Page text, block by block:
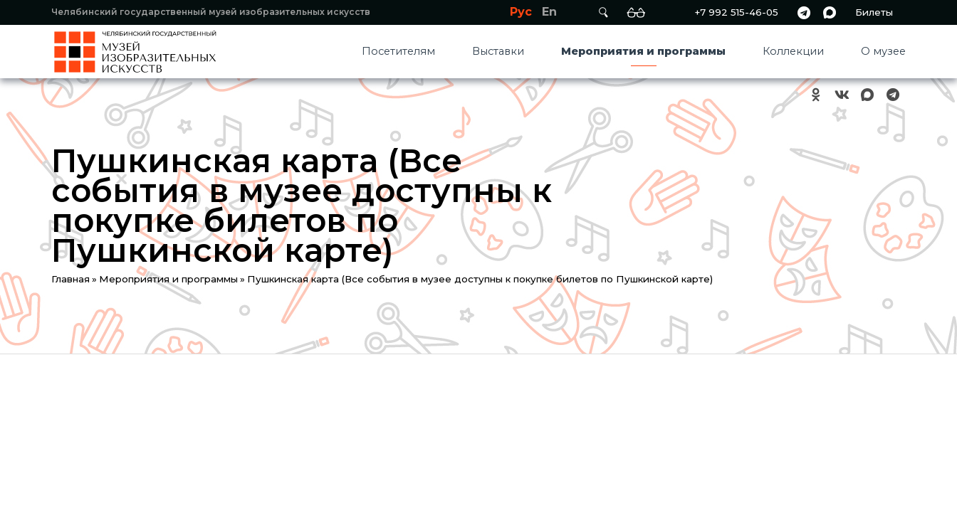
Челябинский государственный музей изобразительных искусств +7 992 515-46-05 Билеты
Рус En
Посетителям Выставки Мероприятия и программы Коллекции О музее
Пушкинская карта (Все
события в музее доступны к
покупке билетов по
Пушкинской карте)
Вы
здесь
Главная » Мероприятия и программы » Пушкинская карта (Все события в музее доступны к покупке билетов по Пушкинской карте)